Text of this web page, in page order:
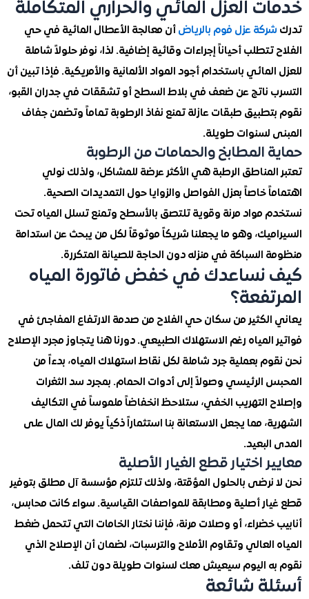
العزل المائي والحراري المتكاملة
عزل فوم بالرياض أن معالجة الأعطال المائية في حي
أحياناً إجراءات وقائية إضافية. لذا، نوفر حلولاً شاملة
باستخدام أجود المواد الألمانية والأمريكية. فإذا تبين أن
ناتج عن ضعف في بلاط السطح أو تشققات في جدران القبو،
طبقات عازلة تمنع نفاذ الرطوبة تماماً وتضمن جفاف
لسنوات طويلة.
المطابخ والحمامات من الرطوبة
الرطبة هي الأكثر عرضة للمشاكل، ولذلك نولي
خاصاً بعزل الفواصل والزوايا حول التمديدات الصحية.
مواد مرنة وقوية تلتصق بالأسطح وتمنع تسلل المياه تحت
وهو ما يجعلنا شريكاً موثوقاً لكل من يبحث عن استدامة
السباكة في منزله دون الحاجة للصيانة المتكررة.
نساعدك في خفض فاتورة المياه
من سكان حي الفلاح من صدمة الارتفاع المفاجئ في
المياه رغم الاستهلاك الطبيعي. دورنا هنا يتجاوز مجرد الإصلاح
بعملية جرد شاملة لكل نقاط استهلاك المياه، بدءاً من
الرئيسي وصولاً إلى أدوات الحمام. بمجرد سد الثغرات
التهريب الخفي، ستلاحظ انخفاضاً ملموساً في التكاليف
مما يجعل الاستعانة بنا استثماراً ذكياً يوفر لك المال على
اختيار قطع الغيار الأصلية
نرضى بالحلول المؤقتة، ولذلك تلتزم مؤسسة آل مطلق بتوفير
أصلية ومطابقة للمواصفات القياسية. سواء كانت محابس،
خضراء، أو وصلات مرنة، فإننا نختار الخامات التي تتحمل ضغط
العالي وتقاوم الأملاح والترسبات، لضمان أن الإصلاح الذي
اليوم سيعيش معك لسنوات طويلة دون تلف.
شائعة